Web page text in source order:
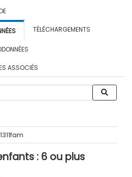
TÉLÉCHARGEMENTS
ASSOCIÉS
: 6 ou plus